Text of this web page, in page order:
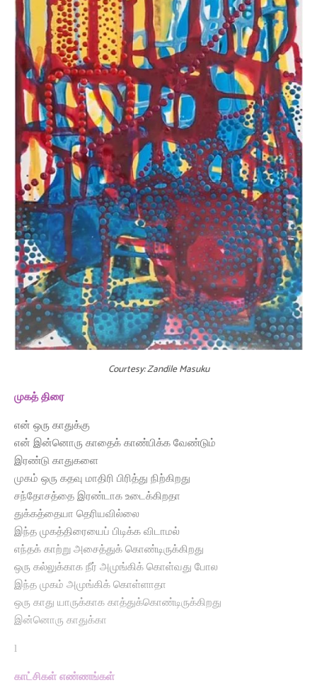
Courtesy: Zandile Masuku
முகத் திரை
என் ஒரு காதுக்கு
என் இன்னொரு காதைக் காண்பிக்க வேண்டும்
இரண்டு காதுகளை
முகம் ஒரு கதவு மாதிரி பிரித்து நிற்கிறது
சந்தோசத்தை இரண்டாக உடைக்கிறதா
துக்கத்தையா தெரியவில்லை
இந்த முகத்திரையைப் பிடிக்க விடாமல்
எந்தக் காற்று அசைத்துக் கொண்டிருக்கிறது
ஒரு கல்லுக்காக நீர் அமுங்கிக் கொள்வது போல
இந்த முகம் அமுங்கிக் கொள்ளாதா
ஒரு காது யாருக்காக காத்துக்கொண்டிருக்கிறது
இன்னொரு காதுக்கா
l
காட்சிகள் எண்ணங்கள்